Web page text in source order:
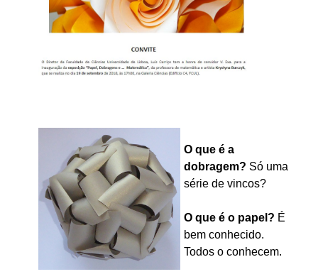
O que é a
dobragem? Só uma
série de vincos?
O que é o papel? É
bem conhecido.
Todos o conhecem.